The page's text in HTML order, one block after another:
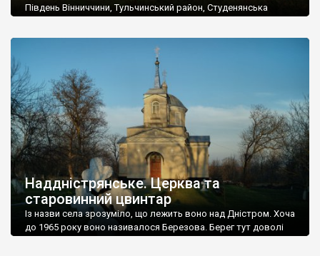
Південь Вінниччини, Тульчинський район, Студенянська
старовинний цвинтар із кам’яними хрестами. Всі епітафії, які
збереглися, написані кирилицею, церковнослов’янською
мовою. За всіма традиційними ознаками – цвинтар
український. Хрести датуються 19 століттям. У 1924-1940
роках Болган […]
Наддністрянське. Церква та
старовинний цвинтар
Із назви села зрозуміло, що лежить воно над Дністром. Хоча
до 1965 року воно називалося Березова. Берег тут доволі